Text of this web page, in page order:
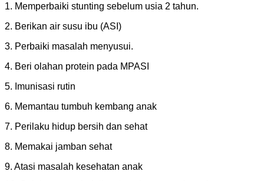
1. Memperbaiki stunting sebelum usia 2 tahun.
2. Berikan air susu ibu (ASI)
3. Perbaiki masalah menyusui.
4. Beri olahan protein pada MPASI
5. Imunisasi rutin
6. Memantau tumbuh kembang anak
7. Perilaku hidup bersih dan sehat
8. Memakai jamban sehat
9. Atasi masalah kesehatan anak